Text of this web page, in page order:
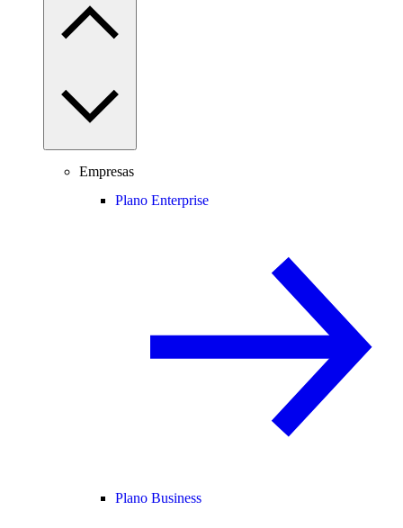
Empresas
Plano Enterprise
Plano Business